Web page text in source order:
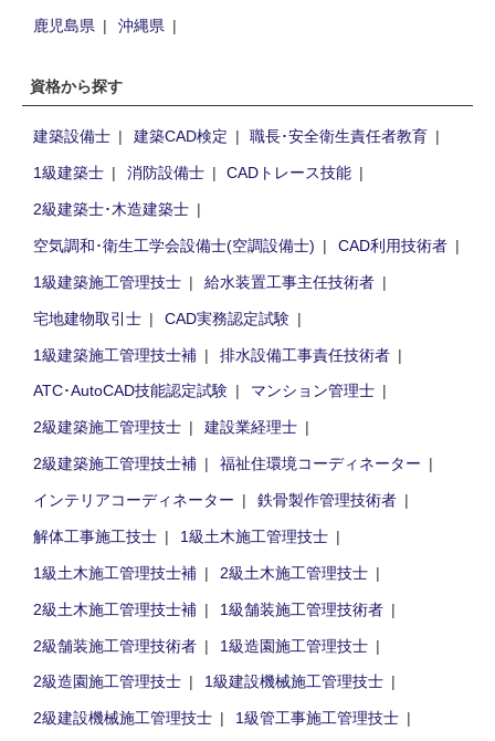
鹿児島県
沖縄県
資格から探す
建築設備士 建築CAD検定
職長･安全衛生責任者教育
1級建築士
消防設備士
CADトレース技能
2級建築士･木造建築士
空気調和･衛生工学会設備士(空調設備士)
CAD利用技術者
1級建築施工管理技士
給水装置工事主任技術者
宅地建物取引士
CAD実務認定試験
1級建築施工管理技士補
排水設備工事責任技術者
ATC･AutoCAD技能認定試験
マンション管理士
2級建築施工管理技士
建設業経理士
2級建築施工管理技士補
福祉住環境コーディネーター
インテリアコーディネーター
鉄骨製作管理技術者
解体工事施工技士
1級土木施工管理技士
1級土木施工管理技士補
2級土木施工管理技士
2級土木施工管理技士補
1級舗装施工管理技術者
2級舗装施工管理技術者
1級造園施工管理技士
2級造園施工管理技士
1級建設機械施工管理技士
2級建設機械施工管理技士
1級管工事施工管理技士